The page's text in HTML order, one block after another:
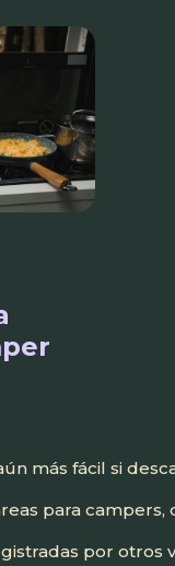
más fácil si
para campers,
por otros